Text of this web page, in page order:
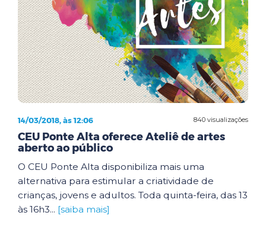
840 visualizações
14/03/2018, às 12:06
CEU Ponte Alta oferece Ateliê de artes
aberto ao público
O CEU Ponte Alta disponibiliza mais uma
alternativa para estimular a criatividade de
crianças, jovens e adultos. Toda quinta-feira, das 13
às 16h3... [saiba mais]